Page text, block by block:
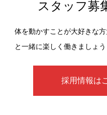
スタッフ募
体を動かすことが大好きな
と一緒に楽しく働きましょう
採用情報は